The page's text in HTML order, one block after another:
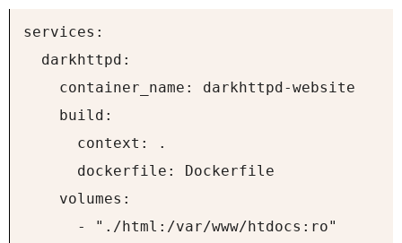
services:
  darkhttpd:
    container_name: darkhttpd-website
    build:
      context: .
      dockerfile: Dockerfile
    volumes:
      - "./html:/var/www/htdocs:ro"